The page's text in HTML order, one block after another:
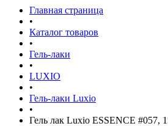
Главная страница
•
Каталог товаров
•
Гель-лаки
•
LUXIO
•
Гель-лаки Luxio
•
Гель лак Luxio ESSENCE #057,